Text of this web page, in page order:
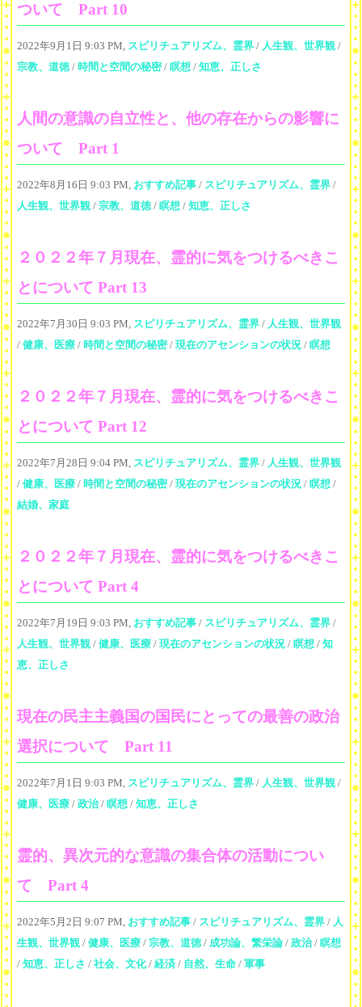
ついて Part 10
2022年9月1日 9:03 PM, スピリチュアリズム、霊界 / 人生観、世界観 /
宗教、道徳/ 時間と空間の秘密/ 瞑想 / 知恵、正しさ
人間の意識の自立性と、他の存在からの影響に
ついて Part 1
2022年8月16日 9:03 PM, おすすめ記事 / スピリチュアリズム、霊界 /
人生観、世界観 / 宗教、道徳/ 瞑想 / 知恵、正しさ
２０２２年７月現在、霊的に気をつけるべきこ
とについて Part 13
2022年7月30日 9:03 PM, スピリチュアリズム、霊界 / 人生観、世界観
/ 健康、医療 / 時間と空間の秘密/ 現在のアセンションの状況 / 瞑想
２０２２年７月現在、霊的に気をつけるべきこ
とについて Part 12
2022年7月28日 9:04 PM, スピリチュアリズム、霊界 / 人生観、世界観
/ 健康、医療 / 時間と空間の秘密/ 現在のアセンションの状況 / 瞑想 /
結婚、家庭
２０２２年７月現在、霊的に気をつけるべきこ
とについて Part 4
2022年7月19日 9:03 PM, おすすめ記事 / スピリチュアリズム、霊界 /
人生観、世界観 / 健康、医療 / 現在のアセンションの状況 / 瞑想 / 知
恵、正しさ
現在の民主主義国の国民にとっての最善の政治
選択について Part 11
2022年7月1日 9:03 PM, スピリチュアリズム、霊界 / 人生観、世界観 /
健康、医療 / 政治/ 瞑想 / 知恵、正しさ
霊的、異次元的な意識の集合体の活動につい
て Part 4
2022年5月2日 9:07 PM, おすすめ記事 / スピリチュアリズム、霊界 / 人
生観、世界観 / 健康、医療 / 宗教、道徳/ 成功論、繁栄論 / 政治/ 瞑想
/ 知恵、正しさ / 社会、文化/ 経済 / 自然、生命 / 軍事